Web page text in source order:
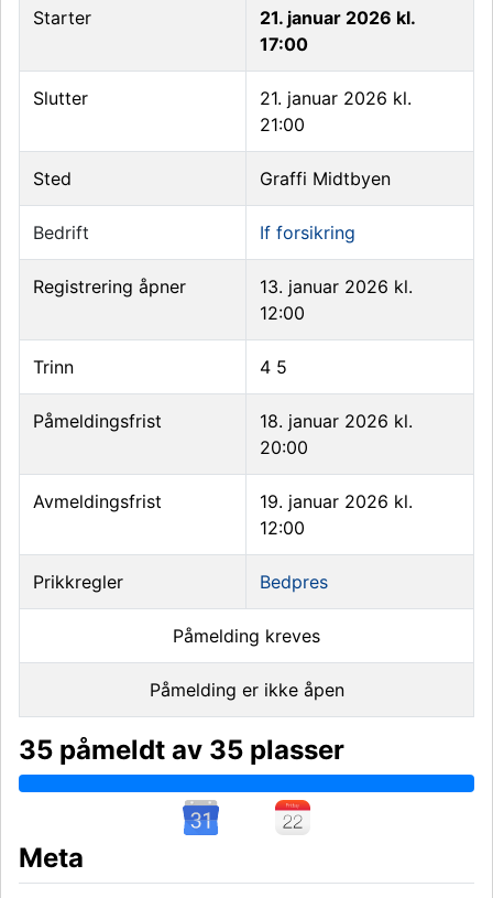
Starter
21. januar 2026 kl.
17:00
Slutter
21. januar 2026 kl.
21:00
Sted Graffi Midtbyen
Bedrift If forsikring
Registrering åpner
13. januar 2026 kl.
12:00
Trinn 4 5
Påmeldingsfrist
18. januar 2026 kl.
20:00
Avmeldingsfrist
19. januar 2026 kl.
12:00
Prikkregler Bedpres
Påmelding kreves
Påmelding er ikke åpen
35 påmeldt av 35 plasser
Meta